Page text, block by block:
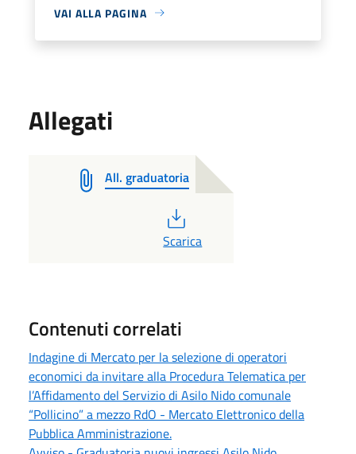
VAI ALLA PAGINA
Allegati
All. graduatoria
PDF
Scarica
Contenuti correlati
Indagine di Mercato per la selezione di operatori
economici da invitare alla Procedura Telematica per
l’Affidamento del Servizio di Asilo Nido comunale
“Pollicino” a mezzo RdO - Mercato Elettronico della
Pubblica Amministrazione.